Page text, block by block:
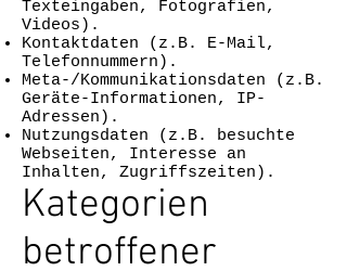
Texteingaben, Fotografien,
Videos).
Kontaktdaten (z.B. E-Mail,
Telefonnummern).
Meta-/Kommunikationsdaten (z.B.
Geräte-Informationen, IP-
Adressen).
Nutzungsdaten (z.B. besuchte
Webseiten, Interesse an
Inhalten, Zugriffszeiten).
Kategorien
betroffener